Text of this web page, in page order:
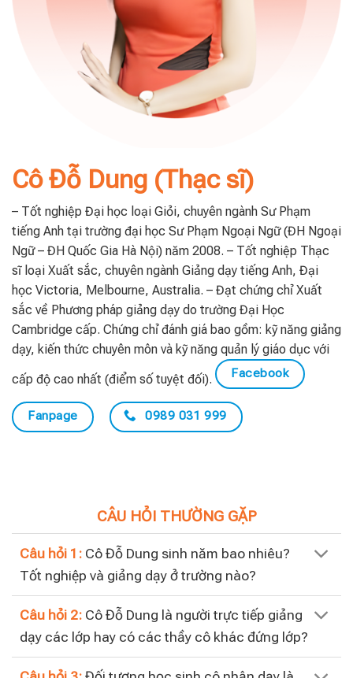
Cô Đỗ Dung (Thạc sĩ)
– Tốt nghiệp Đại học loại Giỏi, chuyên ngành Sư Phạm
tiếng Anh tại trường đại học Sư Phạm Ngoại Ngữ (ĐH Ngoại
Ngữ – ĐH Quốc Gia Hà Nội) năm 2008. – Tốt nghiệp Thạc
sĩ loại Xuất sắc, chuyên ngành Giảng dạy tiếng Anh, Đại
học Victoria, Melbourne, Australia. – Đạt chứng chỉ Xuất
sắc về Phương pháp giảng dạy do trường Đại Học
Cambridge cấp. Chứng chỉ đánh giá bao gồm: kỹ năng giảng
dạy, kiến thức chuyên môn và kỹ năng quản lý giáo dục với
cấp độ cao nhất (điểm số tuyệt đối). Facebook
Fanpage 0989 031 999
CÂU HỎI THƯỜNG GẶP
Câu hỏi 1: Cô Đỗ Dung sinh năm bao nhiêu?
Tốt nghiệp và giảng dạy ở trường nào?
Câu hỏi 2: Cô Đỗ Dung là người trực tiếp giảng
dạy các lớp hay có các thầy cô khác đứng lớp?